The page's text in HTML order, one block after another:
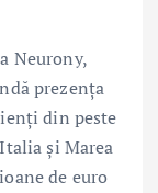
Neurony,
prezența
din peste
și Marea
de euro